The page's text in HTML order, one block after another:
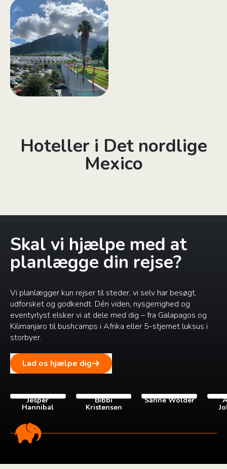
Hoteller i Det nordlige
Mexico
Skal vi hjælpe med at
planlægge din rejse?
Vi planlægger kun rejser til steder, vi selv har besøgt,
udforsket og godkendt. Dén viden, nysgerrighed og
eventyrlyst elsker vi at dele med dig – fra Galapagos og
Kilimanjaro til bushcamps i Afrika eller 5-stjernet luksus i
storbyer.
Lad os hjælpe dig
Jesper
Hannibal
Bibbi
Kristensen
Sanne Wolder